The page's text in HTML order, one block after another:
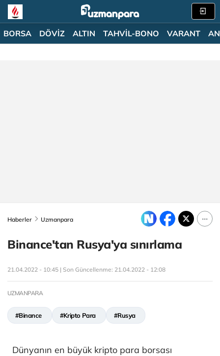
BORSA DÖVİZ ALTIN TAHVİL-BONO VARANT
Haberler Uzmanpara
Binance'tan Rusya'ya sınırlama
21.04.2022 - 10:45 | Son Güncellenme: 21.04.2022 - 12:08
UZMANPARA
#Binance #Kripto Para #Rusya
Dünyanın en büyük kripto para borsası